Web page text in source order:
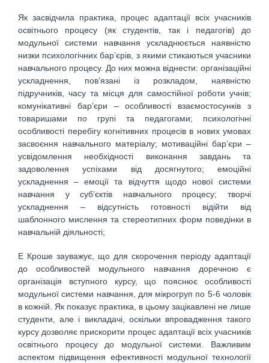
Як засвідчила практика, процес адаптації всіх учасників
освітнього процесу (як студентів, так і педагогів) до
модульної системи навчання ускладнюється наявністю
низки психологічних бар’єрів, з якими стикаються учасники
навчального процесу. До них можна віднести: організаційні
ускладнення, пов’язані із розкладом, наявністю
підручників, часу та місця для самостійної роботи учнів;
комунікативні бар’єри – особливості взаємостосунків з
товаришами по групі та педагогами; психологічні
особливості перебігу когнітивних процесів в нових умовах
засвоєння навчального матеріалу; мотиваційні бар’єри –
усвідомлення необхідності виконання завдань та
задоволення успіхами від досягнутого; емоційні
ускладнення – емоції та відчуття щодо нової системи
навчання у суб’єктів навчального процесу; творчі
ускладнення – відсутність готовності відійти від
шаблонного мислення та стереотипних форм поведінки в
навчальній діяльності;
Е Кроше зауважує, що для скорочення періоду адаптації
до особливостей модульного навчання доречною є
організація вступного курсу, що пояснює особливості
модульної системи навчання, для мікрогруп по 5-6 чоловік
в кожній. Як показує практика, в цьому зацікавлені не лише
студенти, але і викладачі, оскільки впровадження такого
курсу дозволяє прискорити процес адаптації всіх учасників
освітнього процесу до модульної системи. Важливим
аспектом підвищення ефективності модульної технології